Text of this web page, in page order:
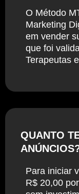
O Método
Marketing
em vender
que foi
Terapeutas
QUANTO
Para iniciar
R$ 20,00